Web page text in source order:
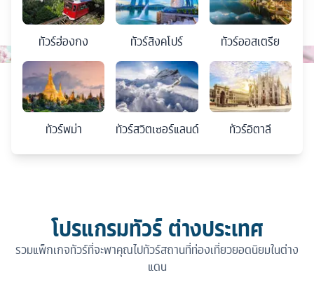
ทัวร์ฮ่องกง ทัวร์สิงคโปร์ ทัวร์ออสเตรีย
ทัวร์พม่า ทัวร์สวิตเซอร์แลนด์ ทัวร์อิตาลี
โปรแกรมทัวร์ ต่างประเทศ
รวมแพ็กเกจทัวร์ที่จะพาคุณไปทัวร์สถานที่ท่องเที่ยวยอดนิยมในต่าง
แดน